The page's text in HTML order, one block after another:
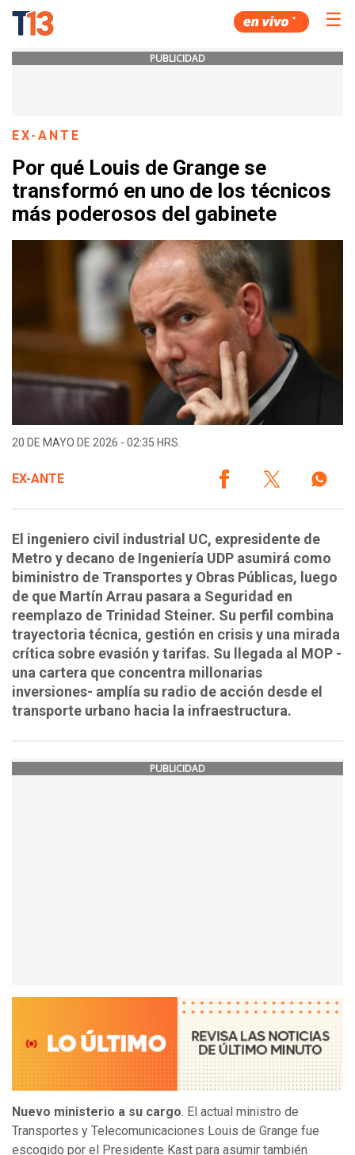
☰
PUBLICIDAD
EX-ANTE
Por qué Louis de Grange se
transformó en uno de los técnicos
más poderosos del gabinete
20 DE MAYO DE 2026 - 02:35 HRS.
EX-ANTE
El ingeniero civil industrial UC, expresidente de
Metro y decano de Ingeniería UDP asumirá como
biministro de Transportes y Obras Públicas, luego
de que Martín Arrau pasara a Seguridad en
reemplazo de Trinidad Steiner. Su perfil combina
trayectoria técnica, gestión en crisis y una mirada
crítica sobre evasión y tarifas. Su llegada al MOP -
una cartera que concentra millonarias
inversiones- amplía su radio de acción desde el
transporte urbano hacia la infraestructura.
PUBLICIDAD
Nuevo ministerio a su cargo. El actual ministro de
Transportes y Telecomunicaciones Louis de Grange fue
escogido por el Presidente Kast para asumir también